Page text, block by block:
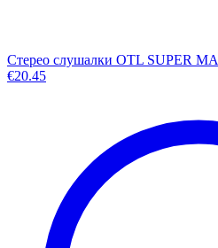
Стерео слушалки OTL SUPER
€20.45